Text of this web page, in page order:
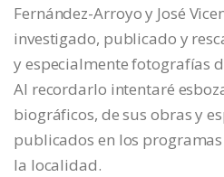
Fernández-Arroyo y José
investigado, publicado y
y especialmente fotografías
Al recordarlo intentaré
biográficos, de sus obras y
publicados en los
la localidad.